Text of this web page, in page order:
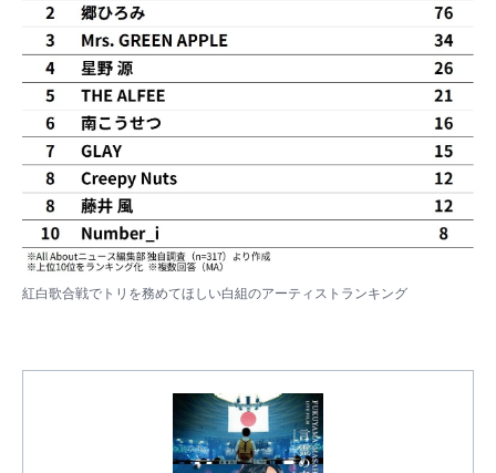
紅白歌合戦でトリを務めてほしい白組のアーティストランキング